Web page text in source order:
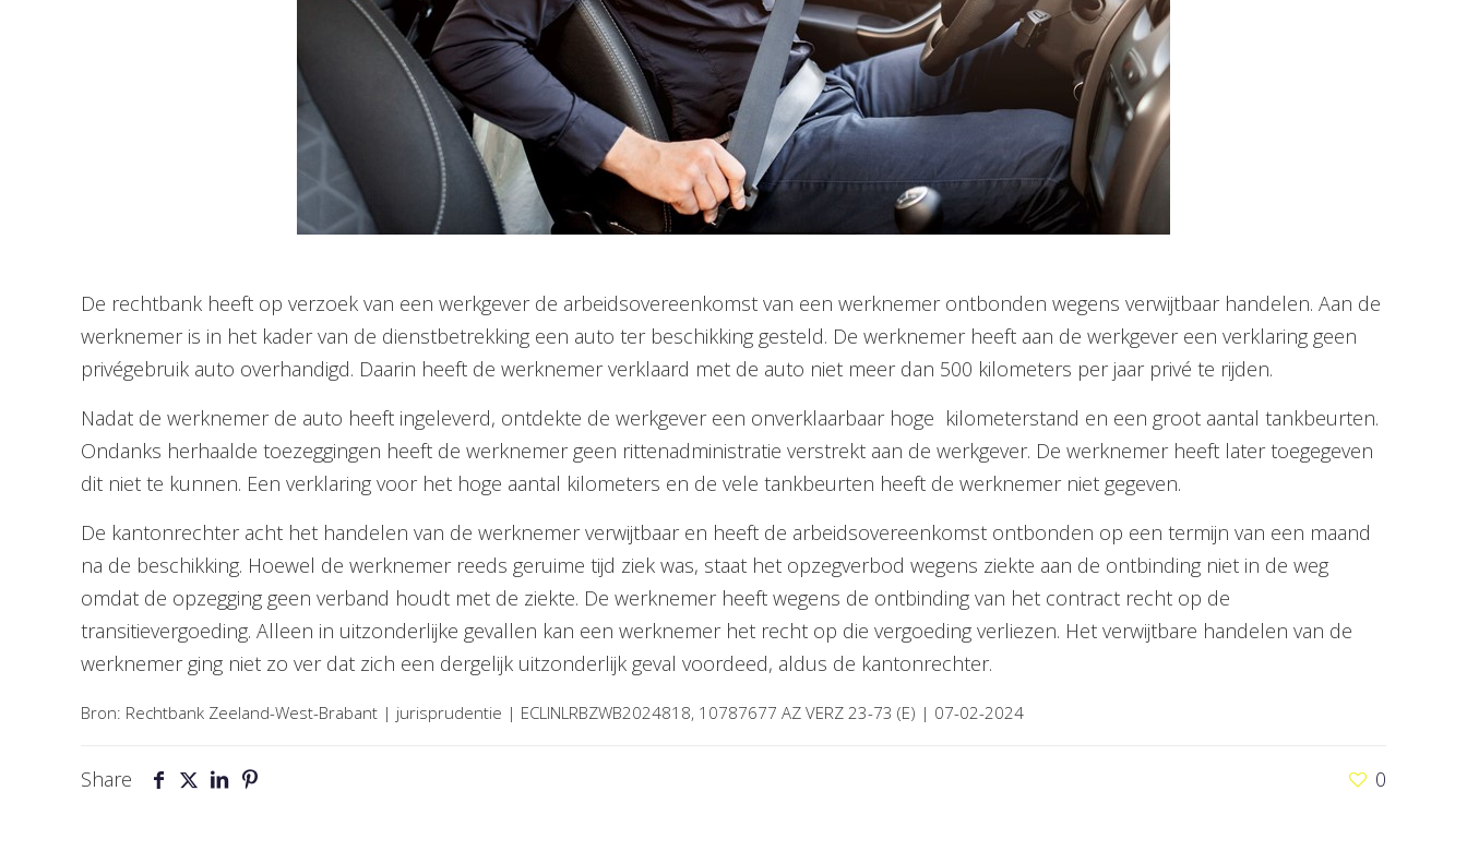
De rechtbank heeft op verzoek van een werkgever de arbeidsovereenkomst van een werknemer ontbonden wegens verwijtbaar handelen. Aan de
werknemer is in het kader van de dienstbetrekking een auto ter beschikking gesteld. De werknemer heeft aan de werkgever een verklaring geen
privégebruik auto overhandigd. Daarin heeft de werknemer verklaard met de auto niet meer dan 500 kilometers per jaar privé te rijden.
Nadat de werknemer de auto heeft ingeleverd, ontdekte de werkgever een onverklaarbaar hoge kilometerstand en een groot aantal tankbeurten.
Ondanks herhaalde toezeggingen heeft de werknemer geen rittenadministratie verstrekt aan de werkgever. De werknemer heeft later toegegeven
dit niet te kunnen. Een verklaring voor het hoge aantal kilometers en de vele tankbeurten heeft de werknemer niet gegeven.
De kantonrechter acht het handelen van de werknemer verwijtbaar en heeft de arbeidsovereenkomst ontbonden op een termijn van een maand
na de beschikking. Hoewel de werknemer reeds geruime tijd ziek was, staat het opzegverbod wegens ziekte aan de ontbinding niet in de weg
omdat de opzegging geen verband houdt met de ziekte. De werknemer heeft wegens de ontbinding van het contract recht op de
transitievergoeding. Alleen in uitzonderlijke gevallen kan een werknemer het recht op die vergoeding verliezen. Het verwijtbare handelen van de
werknemer ging niet zo ver dat zich een dergelijk uitzonderlijk geval voordeed, aldus de kantonrechter.
Bron: Rechtbank Zeeland-West-Brabant | jurisprudentie | ECLINLRBZWB2024818, 10787677 AZ VERZ 23-73 (E) | 07-02-2024
Share 0